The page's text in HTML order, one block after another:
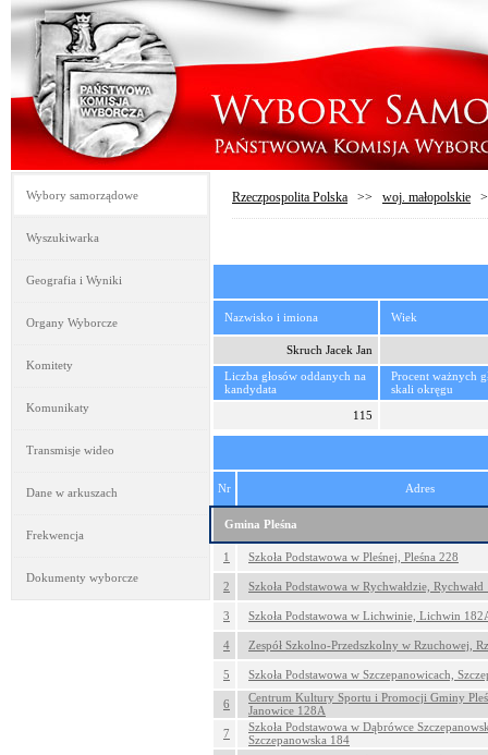
Wybory samorządowe
Wyszukiwarka
Geografia i Wyniki
Organy Wyborcze
Komitety
Komunikaty
Transmisje wideo
Dane w arkuszach
Frekwencja
Dokumenty wyborcze
Rzeczpospolita Polska >> woj. małopolskie
Nazwisko i imiona Wiek
Skruch Jacek Jan
Liczba głosów oddanych na
kandydata
Procent ważnych
skali okręgu
115
Nr Adres
Gmina Pleśna
1 Szkoła Podstawowa w Pleśnej, Pleśna 228
2 Szkoła Podstawowa w Rychwałdzie, Rychwałd
3 Szkoła Podstawowa w Lichwinie, Lichwin
4 Zespół Szkolno-Przedszkolny w Rzuchowej,
5 Szkoła Podstawowa w Szczepanowicach,
6
Centrum Kultury Sportu i Promocji Gminy
Janowice 128A
7
Szkoła Podstawowa w Dąbrówce
Szczepanowska 184